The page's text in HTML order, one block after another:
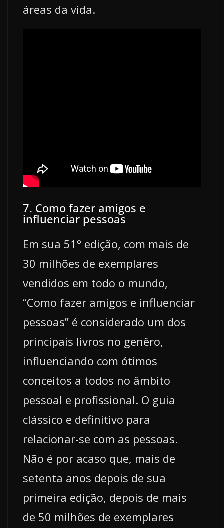
áreas da vida.
7. Como fazer amigos e
influenciar pessoas
Em sua 51º edição, com mais de
30 milhões de exemplares
vendidos em todo o mundo,
“Como fazer amigos e influenciar
pessoas” é considerado um dos
principais livros no genêro,
influenciando com ótimos
conceitos a todos no âmbito
pessoal e profissional. O guia
clássico e definitivo para
relacionar-se com as pessoas.
Não é por acaso que, mais de
setenta anos depois de sua
primeira edição, depois de mais
de 50 milhões de exemplares